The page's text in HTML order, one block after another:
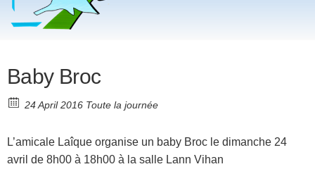
Baby Broc
24 April 2016 Toute la journée
L’amicale Laîque organise un baby Broc le dimanche 24
avril de 8h00 à 18h00 à la salle Lann Vihan